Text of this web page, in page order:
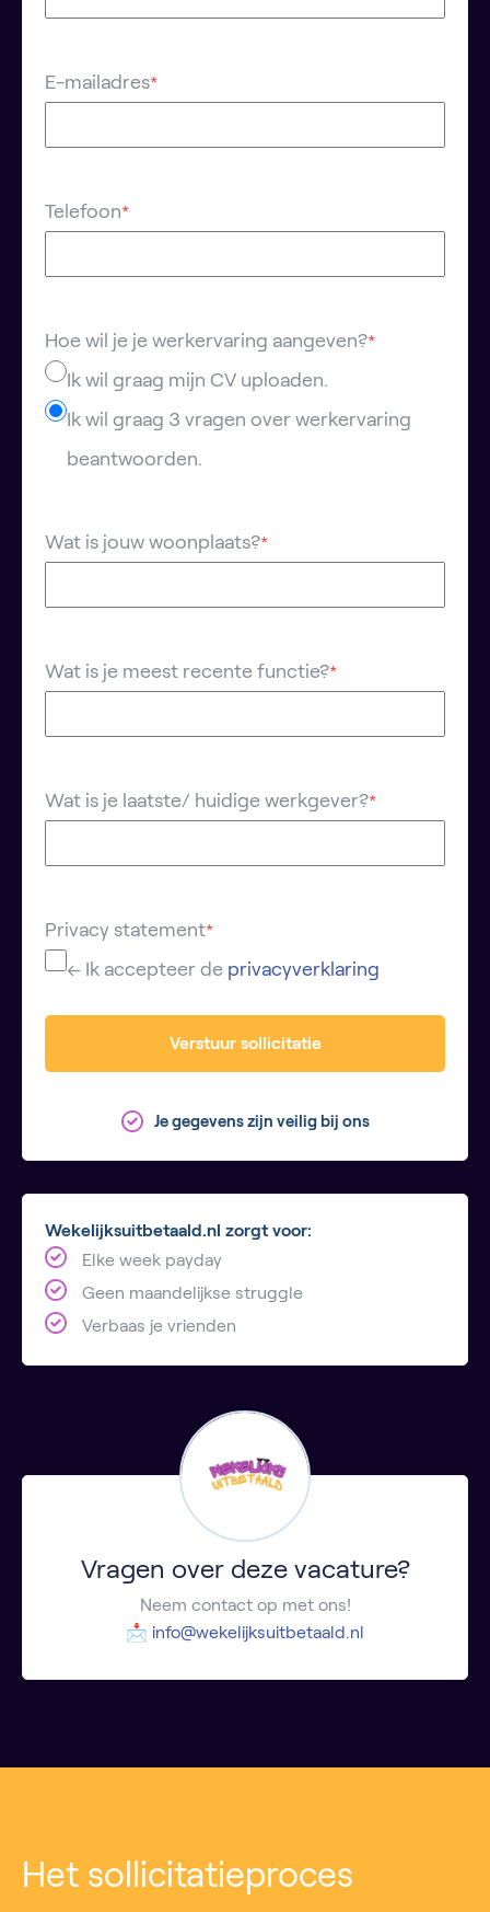
E-mailadres*
Telefoon*
Hoe wil je je werkervaring aangeven?*
Ik wil graag mijn CV uploaden.
Ik wil graag 3 vragen over werkervaring
beantwoorden.
Wat is jouw woonplaats?*
Wat is je meest recente functie?*
Wat is je laatste/ huidige werkgever?*
Privacy statement*
← Ik accepteer de privacyverklaring
Verstuur sollicitatie
Je gegevens zijn veilig bij ons
Wekelijksuitbetaald.nl zorgt voor:
Elke week payday
Geen maandelijkse struggle
Verbaas je vrienden
Vragen over deze vacature?
Neem contact op met ons!
📩 info@wekelijksuitbetaald.nl
Het sollicitatieproces